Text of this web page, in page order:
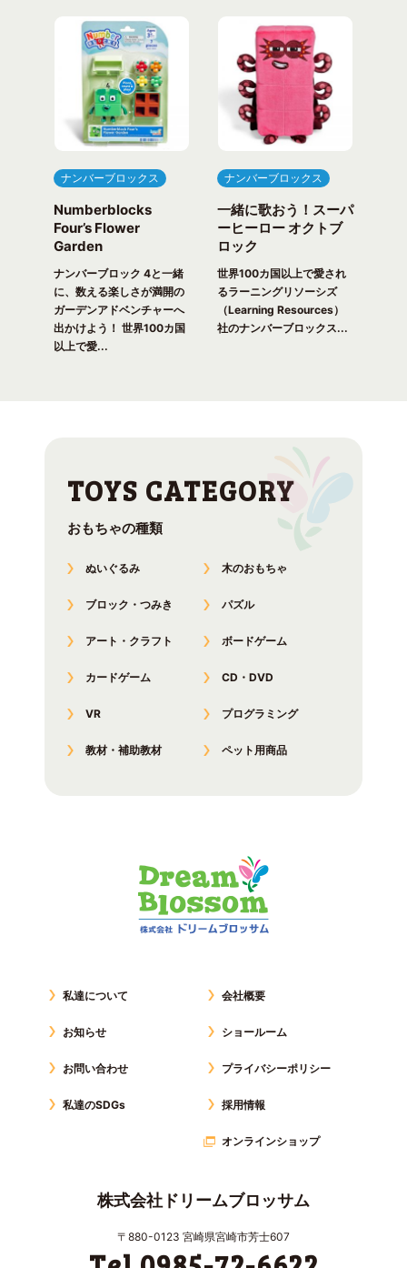
ナンバーブロックス
Numberblocks
Four’s Flower
Garden
ナンバーブロック 4と一緒
に、数える楽しさが満開の
ガーデンアドベンチャーへ
出かけよう！ 世界100カ国
以上で愛...
ナンバーブロックス
一緒に歌おう！スーパ
ーヒーロー オクトブ
ロック
世界100カ国以上で愛され
るラーニングリソーシズ
（Learning Resources）
社のナンバーブロックス...
おもちゃの種類
ぬいぐるみ 木のおもちゃ
ブロック・つみき パズル
アート・クラフト ボードゲーム
カードゲーム CD・DVD
VR プログラミング
教材・補助教材 ペット用商品
私達について
お知らせ
お問い合わせ
私達のSDGs
会社概要
ショールーム
プライバシーポリシー
採用情報
オンラインショップ
株式会社ドリームブロッサム
〒880-0123 宮崎県宮崎市芳士607